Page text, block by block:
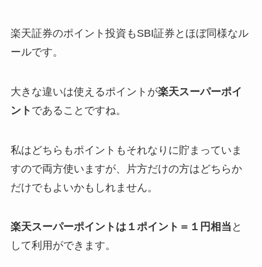
楽天証券のポイント投資もSBI証券とほぼ同様なル
ールです。
大きな違いは使えるポイントが楽天スーパーポイ
ント であることですね。
私はどちらもポイントもそれなりに貯まっていま
すので両方使いますが、片方だけの方はどちらか
だけでもよいかもしれません。
楽天スーパーポイントは１ポイント＝１円相当 と
して利用ができます。